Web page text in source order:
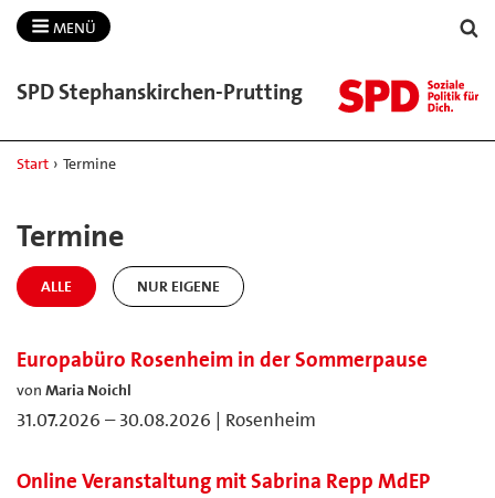
MENÜ
SPD Stephanskirchen-​Prutting
Start › Termine
Termine
ALLE NUR EIGENE
Europabüro Rosenheim in der Sommerpause
von Maria Noichl
31.07.2026 – 30.08.2026 | Rosenheim
Online Veranstaltung mit Sabrina Repp MdEP